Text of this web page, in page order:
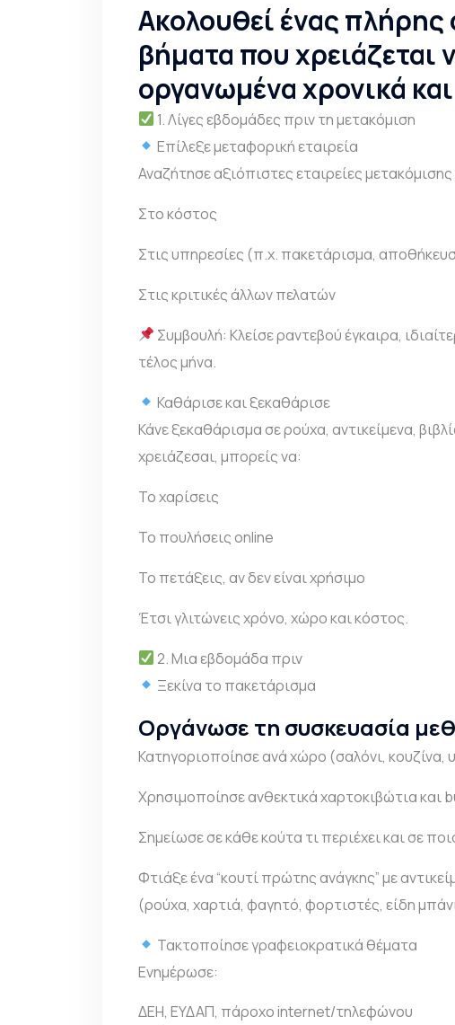
Ακολουθεί ένας πλήρης
βήματα που χρειάζεται
οργανωμένα χρονικά
1. Λίγες εβδομάδες πριν τη μετακόμιση
Επίλεξε μεταφορική εταιρεία
Αναζήτησε αξιόπιστες εταιρείες μετακόμισης
Στο κόστος
Στις υπηρεσίες (π.χ. πακετάρισμα,
Στις κριτικές άλλων πελατών
Συμβουλή: Κλείσε ραντεβού έγκαιρα,
τέλος μήνα.
Καθάρισε και ξεκαθάρισε
Κάνε ξεκαθάρισμα σε ρούχα, αντικείμενα,
χρειάζεσαι, μπορείς να:
Το χαρίσεις
Το πουλήσεις online
Το πετάξεις, αν δεν είναι χρήσιμο
Έτσι γλιτώνεις χρόνο, χώρο και κόστος.
2. Μια εβδομάδα πριν
Ξεκίνα το πακετάρισμα
Οργάνωσε τη συσκευασία
Κατηγοριοποίησε ανά χώρο (σαλόνι,
Χρησιμοποίησε ανθεκτικά χαρτοκιβώτια και
Σημείωσε σε κάθε κούτα τι περιέχει και σε
Φτιάξε ένα “κουτί πρώτης ανάγκης” με
(ρούχα, χαρτιά, φαγητό, φορτιστές, είδη
Τακτοποίησε γραφειοκρατικά θέματα
Ενημέρωσε:
ΔΕΗ, ΕΥΔΑΠ, πάροχο internet/τηλεφώνου